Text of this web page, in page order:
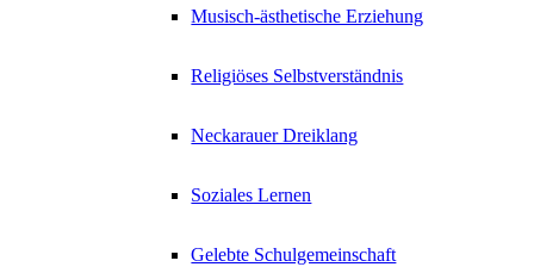
Musisch-ästhetische Erziehung
Religiöses Selbstverständnis
Neckarauer Dreiklang
Soziales Lernen
Gelebte Schulgemeinschaft